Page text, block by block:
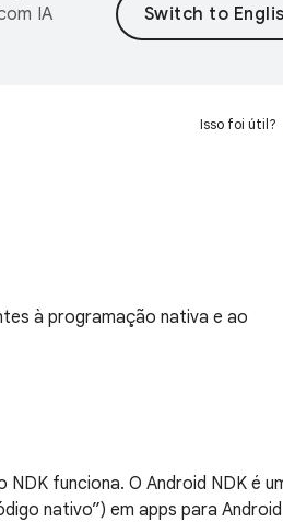
IA
Isso foi útil?
à programação nativa e ao
funciona. O Android NDK é
nativo”) em apps para